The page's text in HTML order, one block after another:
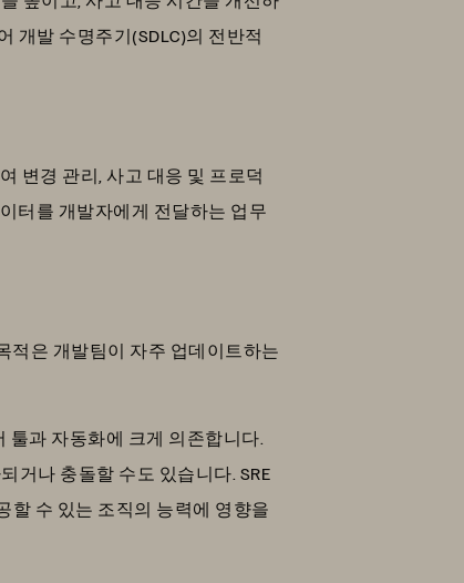
개발 수명주기(SDLC)의 전반적
변경 관리, 사고 대응 및 프로덕
터를 개발자에게 전달하는 업무
적은 개발팀이 자주 업데이트하는
툴과 자동화에 크게 의존합니다.
거나 충돌할 수도 있습니다. SRE
할 수 있는 조직의 능력에 영향을